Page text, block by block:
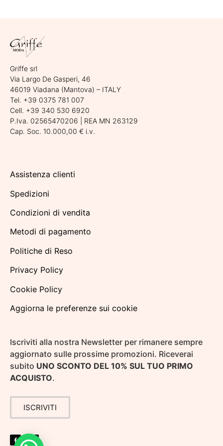
Griffe srl
Via Largo De Gasperi, 46
46019 Viadana (Mantova) – ITALY
Tel. +39 0375 781 007
Cell. +39 340 530 6920
P.Iva. 02565470206 | REA MN 263129
Cap. Soc. 10.000,00 € i.v.
Assistenza clienti
Spedizioni
Condizioni di vendita
Metodi di pagamento
Politiche di Reso
Privacy Policy
Cookie Policy
Aggiorna le preferenze sui cookie
Iscriviti alla nostra Newsletter per rimanere sempre
aggiornato sulle prossime promozioni. Riceverai
subito UNO SCONTO DEL 10% SUL TUO PRIMO
ACQUISTO.
ISCRIVITI